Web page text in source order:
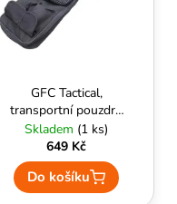
GFC Tactical,
transportní pouzdro
na zbraň 96 cm
černé
Skladem (1 ks)
649 Kč
Do košíku